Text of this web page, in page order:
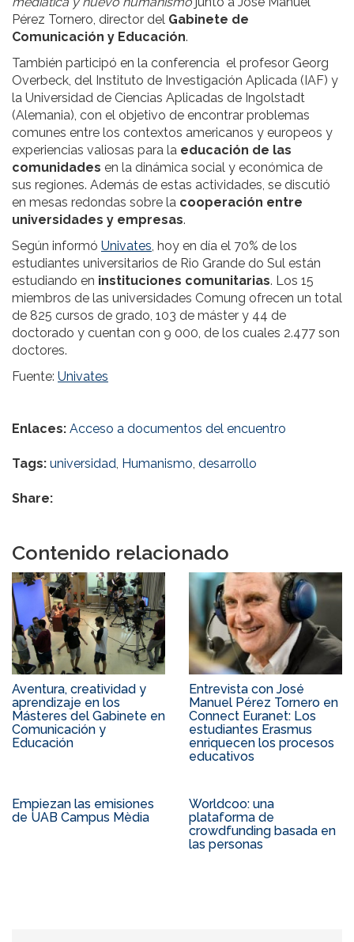
Pérez Tornero, director del Gabinete de
Comunicación y Educación.
También participó en la conferencia el profesor Georg
Overbeck, del Instituto de Investigación Aplicada (IAF) y
la Universidad de Ciencias Aplicadas de Ingolstadt
(Alemania), con el objetivo de encontrar problemas
comunes entre los contextos americanos y europeos y
experiencias valiosas para la educación de las
comunidades en la dinámica social y económica de
sus regiones. Además de estas actividades, se discutió
en mesas redondas sobre la cooperación entre
universidades y empresas.
Según informó Univates, hoy en día el 70% de los
estudiantes universitarios de Rio Grande do Sul están
estudiando en instituciones comunitarias. Los 15
miembros de las universidades Comung ofrecen un total
de 825 cursos de grado, 103 de máster y 44 de
doctorado y cuentan con 9 000, de los cuales 2.477 son
doctores.
Fuente: Univates
Enlaces: Acceso a documentos del encuentro
Tags: universidad, Humanismo, desarrollo
Share:
Contenido relacionado
Aventura, creatividad y
aprendizaje en los
Másteres del Gabinete en
Comunicación y
Educación
Entrevista con José
Manuel Pérez Tornero en
Connect Euranet: Los
estudiantes Erasmus
enriquecen los procesos
educativos
Empiezan las emisiones
de UAB Campus Mèdia
Worldcoo: una
plataforma de
crowdfunding basada en
las personas